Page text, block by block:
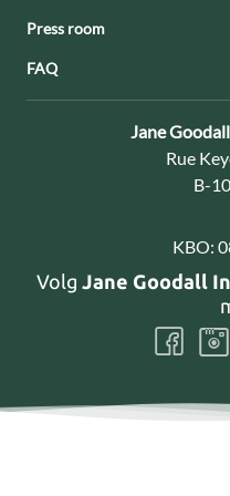
Press room
FAQ
Contact:
Jane
Adres:
Rue
B-
KBO:
Volg Jane Goodall
Volg
ons